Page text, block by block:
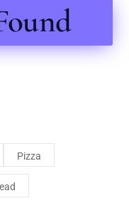
Pizza